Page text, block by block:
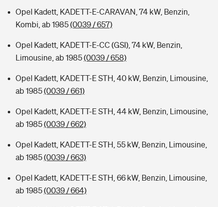
Opel Kadett, KADETT-E-CARAVAN, 74 kW, Benzin,
Kombi, ab 1985(0039 / 657)
Opel Kadett, KADETT-E-CC (GSI), 74 kW, Benzin,
Limousine, ab 1985(0039 / 658)
Opel Kadett, KADETT-E STH, 40 kW, Benzin, Limousine,
ab 1985(0039 / 661)
Opel Kadett, KADETT-E STH, 44 kW, Benzin, Limousine,
ab 1985(0039 / 662)
Opel Kadett, KADETT-E STH, 55 kW, Benzin, Limousine,
ab 1985(0039 / 663)
Opel Kadett, KADETT-E STH, 66 kW, Benzin, Limousine,
ab 1985(0039 / 664)